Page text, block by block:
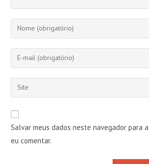
Digite
seu
nome
ou
de
usuário
para
comentar
Digite
seu
endereço
de
para
comentar
Digite
o
do
seu
site
Salvar meus dados neste navegador para
eu comentar.